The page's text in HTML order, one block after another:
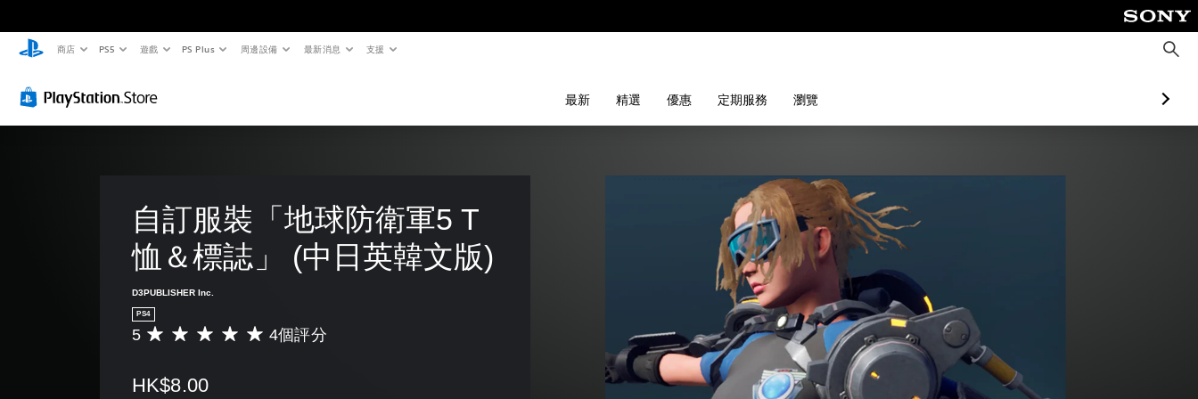
商店 PS5 遊戲 PS Plus 周邊設備 最新消息 支援
搜
尋
最新 精選 優惠 定期服務 瀏覽
自訂服裝「地球防衛軍5 T
恤＆標誌」 (中日英韓文版)
D3PUBLISHER Inc.
PS4
平
分
5 4個評分
HK$8.00